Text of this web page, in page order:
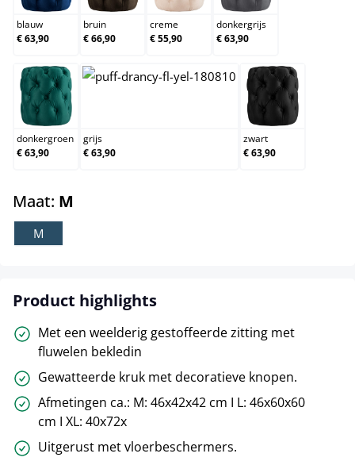
blauw
€ 63,90
bruin
€ 66,90
creme
€ 55,90
donkergrijs
€ 63,90
donkergroen
donkergroen
€ 63,90
grijs
€ 63,90
zwart
zwart
€ 63,90
Maat: M
M
Product highlights
Met een weelderig gestoffeerde zitting met
fluwelen bekledin
Gewatteerde kruk met decoratieve knopen.
Afmetingen ca.: M: 46x42x42 cm I L: 46x60x60
cm I XL: 40x72x
Uitgerust met vloerbeschermers.